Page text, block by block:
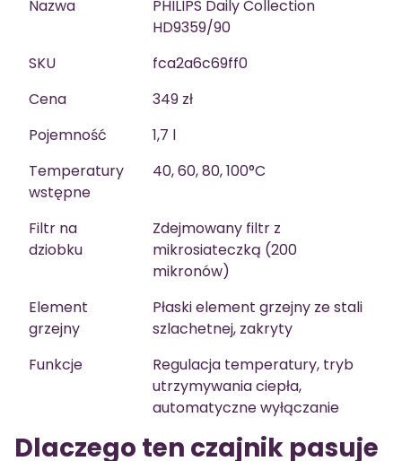
Nazwa
PHILIPS Daily Collection
HD9359/90
SKU
fca2a6c69ff0
Cena
349 zł
Pojemność
1,7 l
Temperatury
wstępne
40, 60, 80, 100°C
Filtr na
dziobku
Zdejmowany filtr z
mikrosiateczką (200
mikronów)
Element
grzejny
Płaski element grzejny ze stali
szlachetnej, zakryty
Funkcje
Regulacja temperatury, tryb
utrzymywania ciepła,
automatyczne wyłączanie
Dlaczego ten czajnik pasuje